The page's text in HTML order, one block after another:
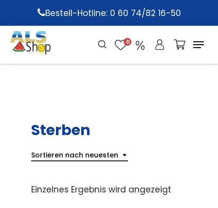
main
content
Bestell-Hotline: 0 60 74/82 16-50
0
Sterben
Sortieren nach neuesten
Einzelnes Ergebnis wird angezeigt